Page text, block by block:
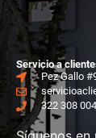
Servicio a
Pez Gallo
322 308